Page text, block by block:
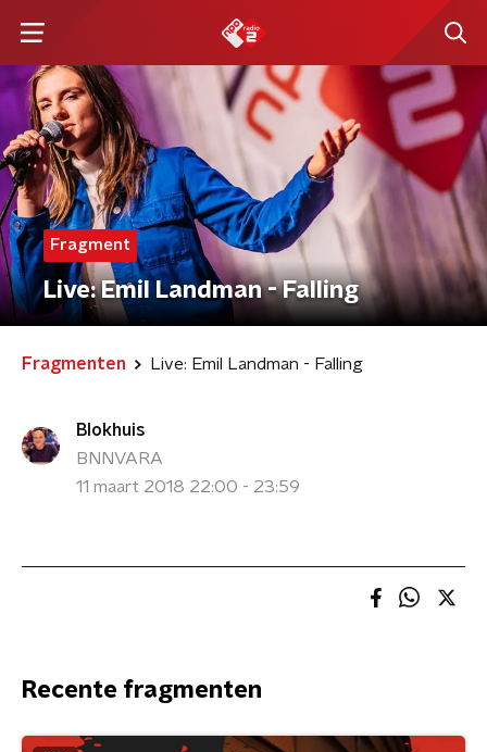
Fragment
Live: Emil Landman - Falling
Fragmenten Live: Emil Landman - Falling
Blokhuis
BNNVARA
11 maart 2018 22:00 - 23:59
Recente fragmenten